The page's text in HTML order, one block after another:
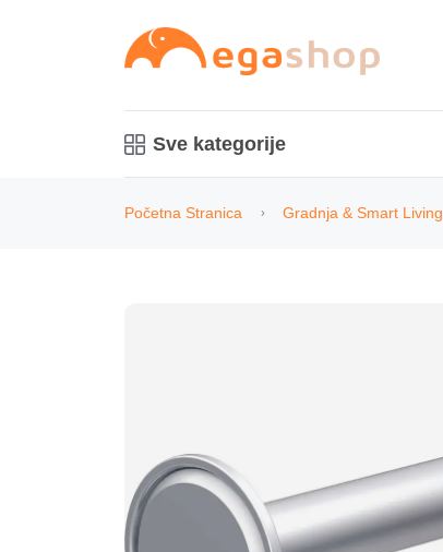
Sve kategorije
Početna Stranica Gradnja & Smart Living